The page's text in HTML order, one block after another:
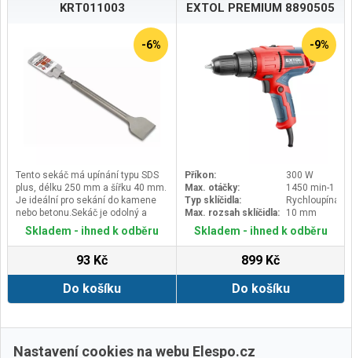
KRT011003
-6%
Tento sekáč má upínání typu SDS
plus, délku 250 mm a šířku 40 mm.
Je ideální pro sekání do kamene
nebo betonu.Sekáč je odolný a
vysoce pevný.
Sekáče typu SDS plus nejsou
kompatibilní se sekáči typu SDS
max a naopak.
Skladem - ihned k odběru
93 Kč
Do košíku
EXTOL PREMIUM 8890505
-9%
Příkon:
300 W
Max. otáčky:
1450 min-1
Typ sklíčidla:
Rychloupínací
Max. rozsah sklíčidla:
10 mm
Skladem - ihned k odběru
899 Kč
Do košíku
Další › Poslední »
Nastavení cookies na webu Elespo.cz